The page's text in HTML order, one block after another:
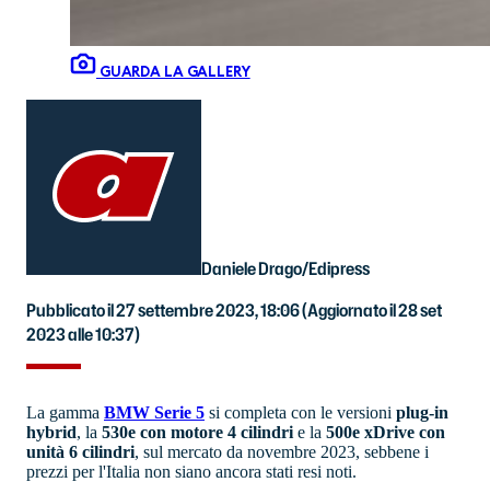
GUARDA LA GALLERY
Daniele Drago/Edipress
Pubblicato il 27 settembre 2023, 18:06(Aggiornato il 28 set
2023 alle 10:37)
La gamma BMW Serie 5 si completa con le versioni plug-in
hybrid, la 530e con motore 4 cilindri e la 500e xDrive con
unità 6 cilindri, sul mercato da novembre 2023, sebbene i
prezzi per l'Italia non siano ancora stati resi noti.